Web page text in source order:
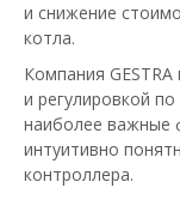
и снижение
котла.
Компания
и регулировкой
наиболее важные
интуитивно
контроллера.